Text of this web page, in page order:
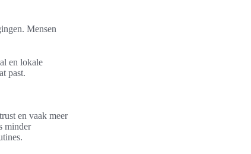
Mensen
en lokale
past.
en vaak meer
minder